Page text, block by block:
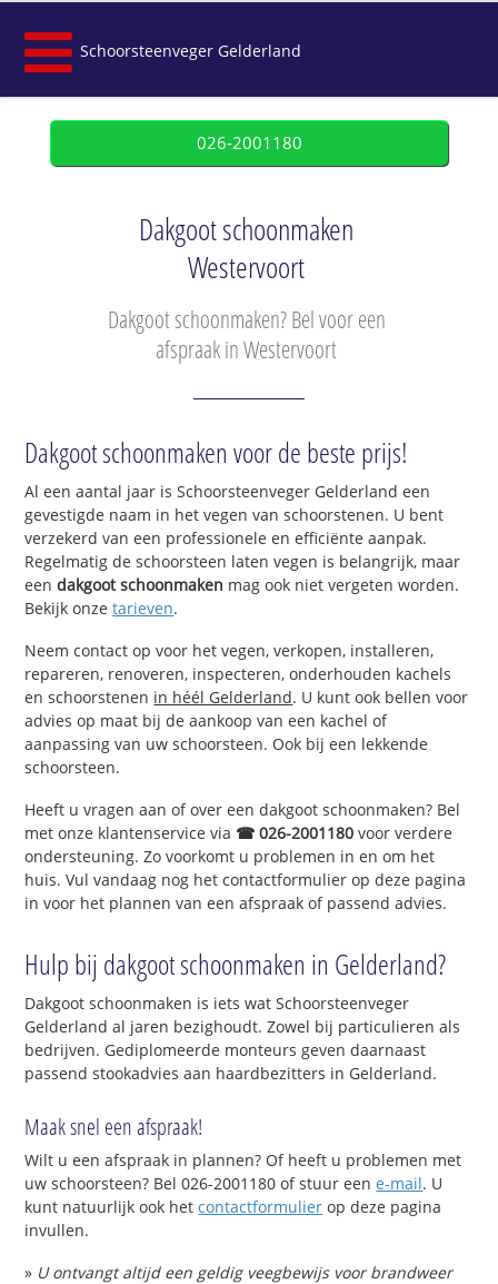
Schoorsteenveger Gelderland
026-2001180
Dakgoot schoonmaken
Westervoort
Dakgoot schoonmaken? Bel voor een
afspraak in Westervoort
Dakgoot schoonmaken voor de beste prijs!
Al een aantal jaar is Schoorsteenveger Gelderland een
gevestigde naam in het vegen van schoorstenen. U bent
verzekerd van een professionele en efficiënte aanpak.
Regelmatig de schoorsteen laten vegen is belangrijk, maar
eendakgoot schoonmaken mag ook niet vergeten worden.
Bekijk onzetarieven.
Neem contact op voor het vegen, verkopen, installeren,
repareren, renoveren, inspecteren, onderhouden kachels
en schoorstenen in héél Gelderland. U kunt ook bellen voor
advies op maat bij de aankoop van een kachel of
aanpassing van uw schoorsteen. Ook bij een lekkende
schoorsteen.
Heeft u vragen aan of over een dakgoot schoonmaken? Bel
met onze klantenservice via ☎ 026-2001180 voor verdere
ondersteuning. Zo voorkomt u problemen in en om het
huis. Vul vandaag nog het contactformulier op deze pagina
in voor het plannen van een afspraak of passend advies.
Hulp bij dakgoot schoonmaken in Gelderland?
Dakgoot schoonmaken is iets wat Schoorsteenveger
Gelderland al jaren bezighoudt. Zowel bij particulieren als
bedrijven. Gediplomeerde monteurs geven daarnaast
passend stookadvies aan haardbezitters in Gelderland.
Maak snel een afspraak!
Wilt u een afspraak in plannen? Of heeft u problemen met
uw schoorsteen? Bel 026-2001180 of stuur eene-mail. U
kunt natuurlijk ook hetcontactformulier op deze pagina
invullen.
» U ontvangt altijd een geldig veegbewijs voor brandweer